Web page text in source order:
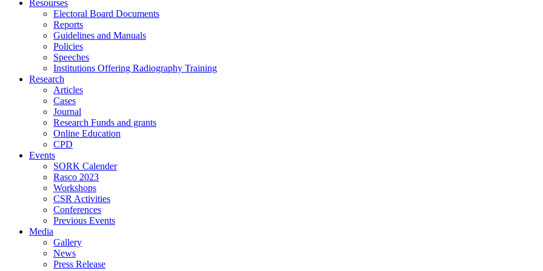
Resourses
Electoral Board Documents
Reports
Guidelines and Manuals
Policies
Speeches
Institutions Offering Radiography Training
Research
Articles
Cases
Journal
Research Funds and grants
Online Education
CPD
Events
SORK Calender
Rasco 2023
Workshops
CSR Activities
Conferences
Previous Events
Media
Gallery
News
Press Release